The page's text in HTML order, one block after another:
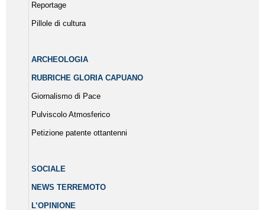
Reportage
Pillole di cultura
ARCHEOLOGIA
RUBRICHE GLORIA CAPUANO
Giornalismo di Pace
Pulviscolo Atmosferico
Petizione patente ottantenni
SOCIALE
NEWS TERREMOTO
L’OPINIONE